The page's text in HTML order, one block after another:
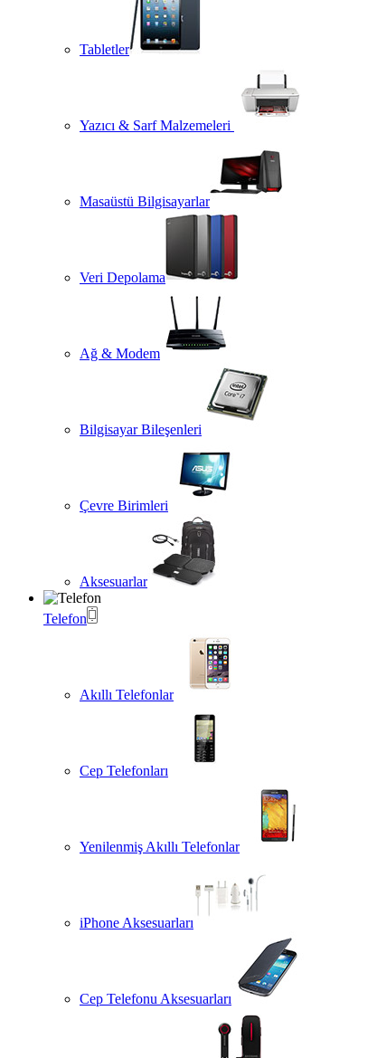
Tabletler
Yazıcı & Sarf Malzemeleri
Masaüstü Bilgisayarlar
Veri Depolama
Ağ & Modem
Bilgisayar Bileşenleri
Çevre Birimleri
Aksesuarlar
Telefon
Akıllı Telefonlar
Cep Telefonları
Yenilenmiş Akıllı Telefonlar
iPhone Aksesuarları
Cep Telefonu Aksesuarları